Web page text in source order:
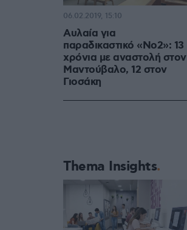
Αυλαία για
παραδικαστικό «Νο2»: 13
χρόνια με αναστολή στον
Μαντούβαλο, 12 στον
Γιοσάκη
06.02.2019, 15:10
Thema Insights